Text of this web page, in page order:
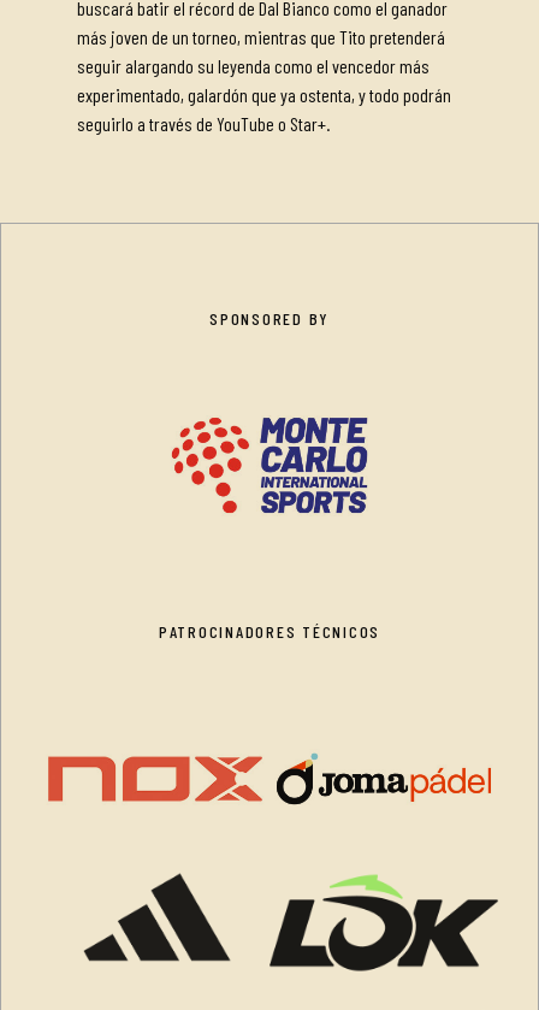
buscará batir el récord de Dal Bianco como el ganador
más joven de un torneo, mientras que Tito pretenderá
seguir alargando su leyenda como el vencedor más
experimentado, galardón que ya ostenta, y todo podrán
seguirlo a través de YouTube o Star+.
SPONSORED BY
PATROCINADORES TÉCNICOS